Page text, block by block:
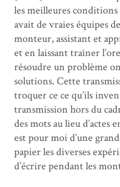
les meilleures conditions
avait de vraies équipes
monteur, assistant et
et en laissant traîner
résoudre un problème
solutions. Cette
troquer ce ce qu’ils
transmission hors du
des mots au lieu d’actes
est pour moi d’une
papier les diverses
d’écrire pendant les